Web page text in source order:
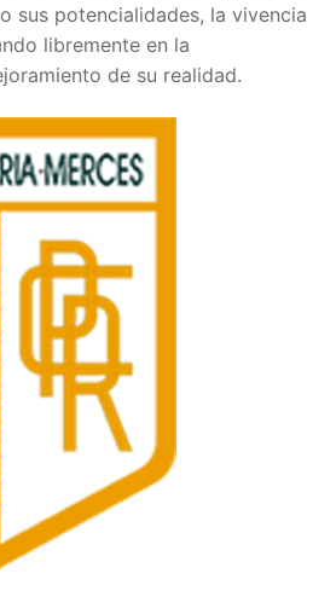
sus potencialidades, la vivencia
libremente en la
de su realidad.